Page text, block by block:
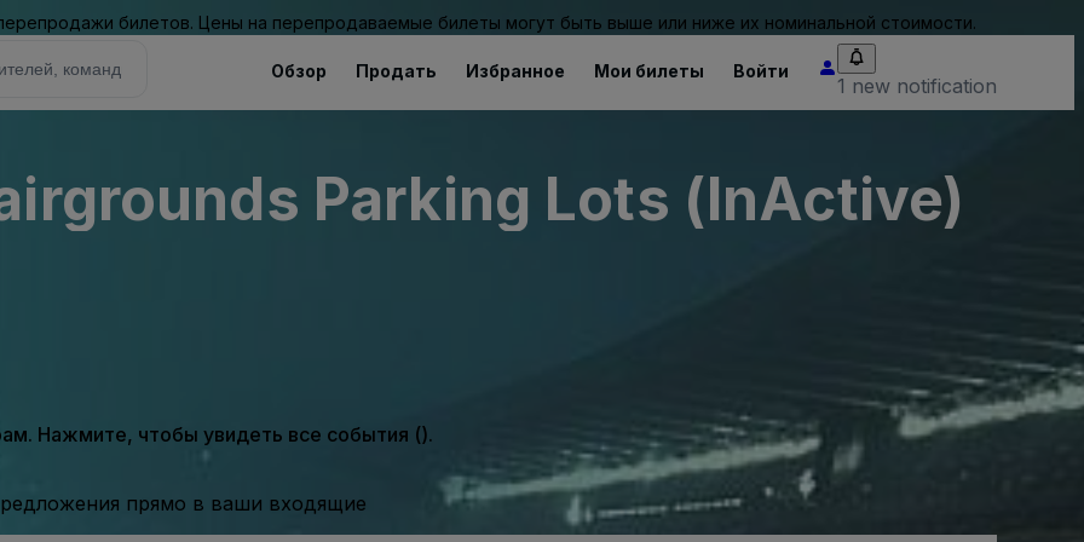
билетов. Цены на перепродаваемые билеты могут быть выше или ниже их номинальной стоимости.
Обзор Продать Избранное Мои билеты Войти
1 new notification
Parking Lots (InActive)
Нажмите, чтобы увидеть все события ().
прямо в ваши входящие